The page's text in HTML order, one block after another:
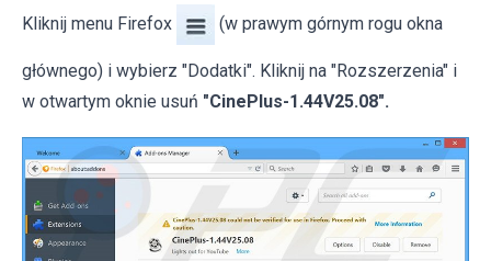
Kliknij menu Firefox (w prawym górnym rogu okna
głównego) i wybierz "Dodatki". Kliknij na "Rozszerzenia" i
w otwartym oknie usuń "CinePlus-1.44V25.08".